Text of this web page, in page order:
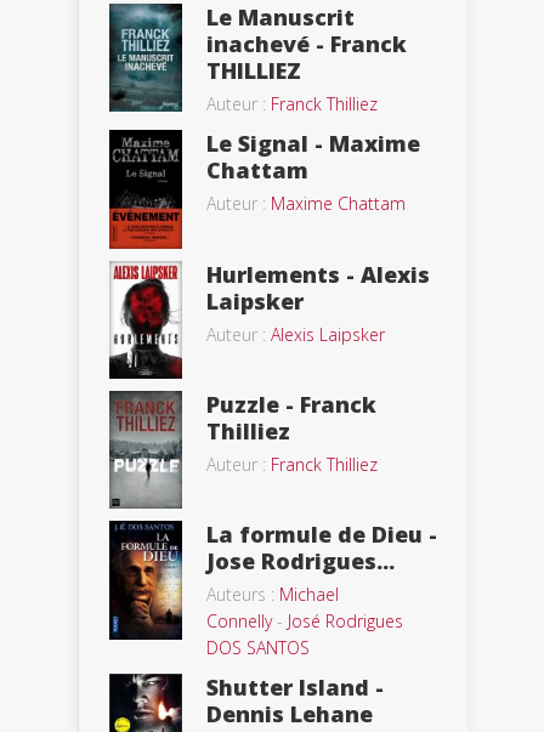
Le Manuscrit
inachevé - Franck
THILLIEZ
Auteur : Franck Thilliez
Le Signal - Maxime
Chattam
Auteur : Maxime Chattam
Hurlements - Alexis
Laipsker
Auteur : Alexis Laipsker
Puzzle - Franck
Thilliez
Auteur : Franck Thilliez
La formule de Dieu -
Jose Rodrigues...
Auteurs : Michael
Connelly- José Rodrigues
DOS SANTOS
Shutter Island -
Dennis Lehane